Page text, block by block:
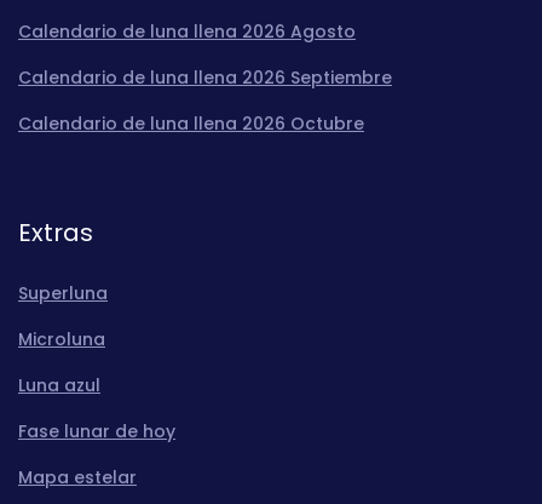
Calendario de luna llena 2026 Agosto
Calendario de luna llena 2026 Septiembre
Calendario de luna llena 2026 Octubre
Extras
Superluna
Microluna
Luna azul
Fase lunar de hoy
Mapa estelar